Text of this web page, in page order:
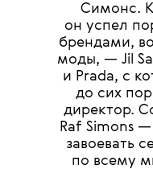
Симонс.
он успел
брендами,
моды, — Jil
и Prada, с
до сих
директор.
Raf Simons
завоевать
по всему